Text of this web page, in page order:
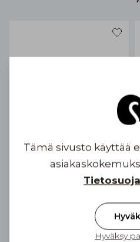
Tämä sivusto käyttää
Hyväksy